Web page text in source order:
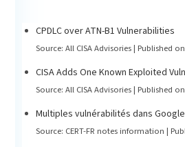
CPDLC over ATN-B1 Vulnerabilities
Source: All CISA Advisories Published
CISA Adds One Known Exploited
Source: All CISA Advisories Published
Multiples vulnérabilités dans
Source: CERT-FR notes information